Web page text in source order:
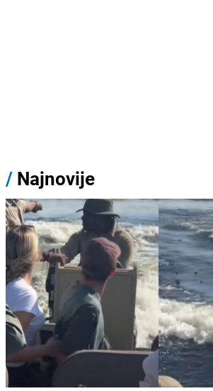
/ Najnovije